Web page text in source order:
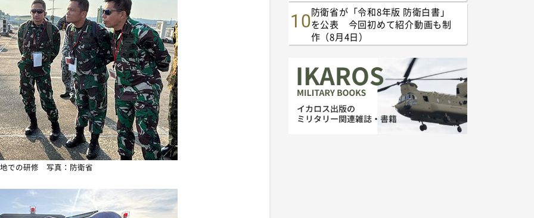
での研修 写真：防衛省
防衛省が「令和8年版 防衛白書」
を公表 今回初めて紹介動画も制
作（8月4日）